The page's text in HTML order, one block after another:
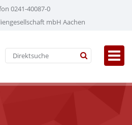
0241-40087-0
mbH Aachen